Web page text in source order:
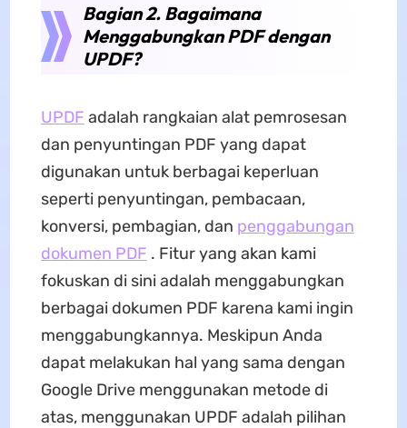
Bagian 2. Bagaimana
Menggabungkan PDF dengan
UPDF?
UPDF adalah rangkaian alat pemrosesan
dan penyuntingan PDF yang dapat
digunakan untuk berbagai keperluan
seperti penyuntingan, pembacaan,
konversi, pembagian, dan penggabungan
dokumen PDF . Fitur yang akan kami
fokuskan di sini adalah menggabungkan
berbagai dokumen PDF karena kami ingin
menggabungkannya. Meskipun Anda
dapat melakukan hal yang sama dengan
Google Drive menggunakan metode di
atas, menggunakan UPDF adalah pilihan